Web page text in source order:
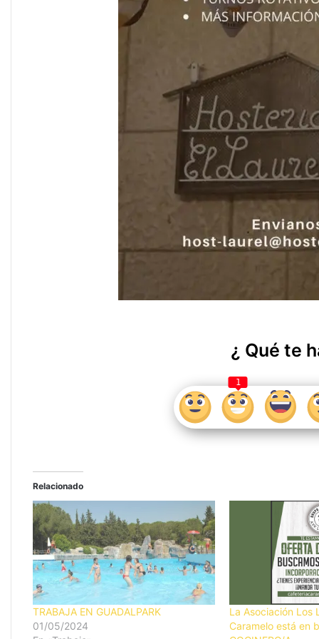
¿ Qué te
1
Relacionado
TRABAJA EN GUADALPARK
01/05/2024
La Asociación Los
Caramelo está en